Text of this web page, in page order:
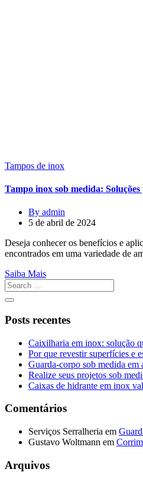
Tampos de inox
Tampo inox sob medida:
By admin
5 de abril de 2024
Deseja conhecer os benefícios e
encontrados em uma variedade de
Saiba Mais
Posts recentes
Caixilharia em inox: solução
Por que revestir superfícies e
Guarda-corpo sob medida em
Realize seus projetos sob
Caixas de hidrante em inox
Comentários
Serviços Serralheria em
Gustavo Woltmann em
Arquivos